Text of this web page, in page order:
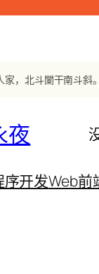
家，北斗闌干南斗斜
夜
序开发Web前